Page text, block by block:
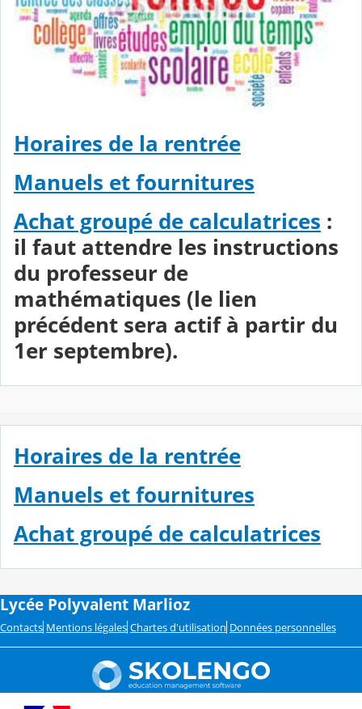
Horaires de la rentrée
Manuels et fournitures
Achat groupé de calculatrices :
il faut attendre les instructions
du professeur de
mathématiques (le lien
précédent sera actif à partir du
1er septembre).
Horaires de la rentrée
Manuels et fournitures
Achat groupé de calculatrices
Lycée Polyvalent Marlioz
Contacts Mentions légales Chartes d'utilisation Données personnelles